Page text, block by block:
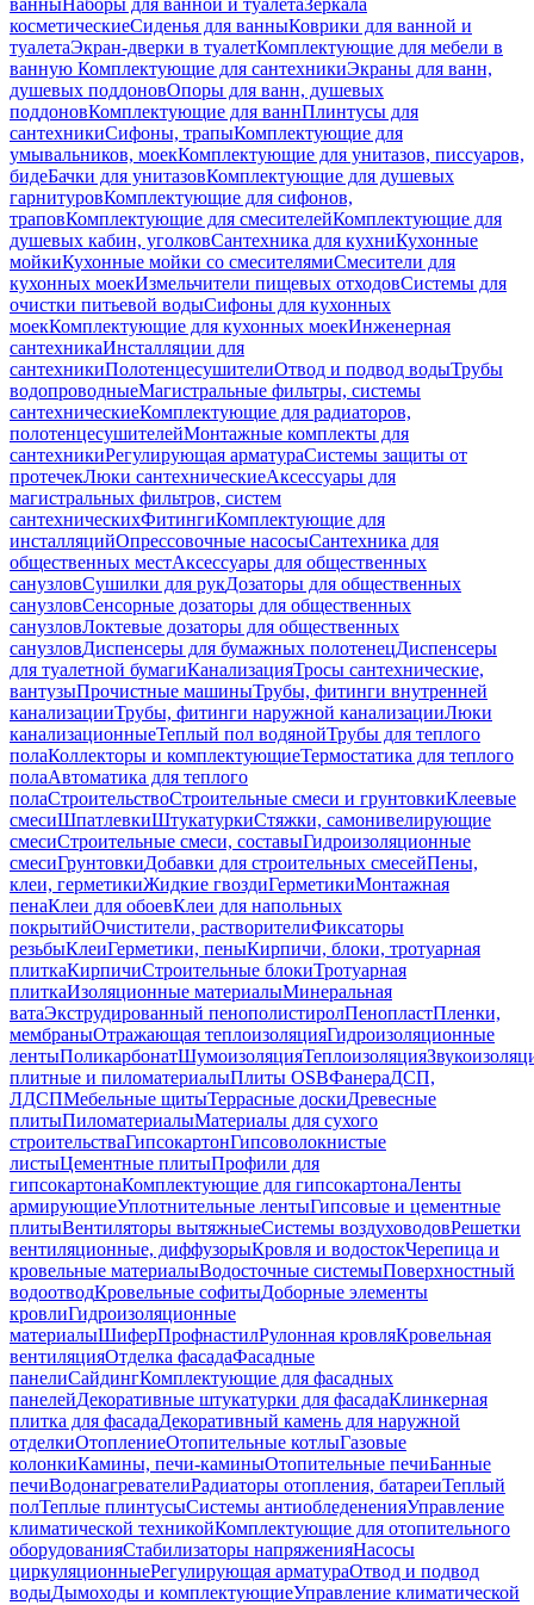
ванныНаборы для ванной и туалетаЗеркала
косметическиеСиденья для ванныКоврики для ванной и
туалетаЭкран-дверки в туалетКомплектующие для мебели в
ванную Комплектующие для сантехникиЭкраны для ванн,
душевых поддоновОпоры для ванн, душевых
поддоновКомплектующие для ваннПлинтусы для
сантехникиСифоны, трапыКомплектующие для
умывальников, моекКомплектующие для унитазов, писсуаров,
бидеБачки для унитазовКомплектующие для душевых
гарнитуровКомплектующие для сифонов,
траповКомплектующие для смесителейКомплектующие для
душевых кабин, уголковСантехника для кухниКухонные
мойкиКухонные мойки со смесителямиСмесители для
кухонных моекИзмельчители пищевых отходовСистемы для
очистки питьевой водыСифоны для кухонных
моекКомплектующие для кухонных моекИнженерная
сантехникаИнсталляции для
сантехникиПолотенцесушителиОтвод и подвод водыТрубы
водопроводныеМагистральные фильтры, системы
сантехническиеКомплектующие для радиаторов,
полотенцесушителейМонтажные комплекты для
сантехникиРегулирующая арматураСистемы защиты от
протечекЛюки сантехническиеАксессуары для
магистральных фильтров, систем
сантехническихФитингиКомплектующие для
инсталляцийОпрессовочные насосыСантехника для
общественных местАксессуары для общественных
санузловСушилки для рукДозаторы для общественных
санузловСенсорные дозаторы для общественных
санузловЛоктевые дозаторы для общественных
санузловДиспенсеры для бумажных полотенецДиспенсеры
для туалетной бумагиКанализацияТросы сантехнические,
вантузыПрочистные машиныТрубы, фитинги внутренней
канализацииТрубы, фитинги наружной канализацииЛюки
канализационныеТеплый пол водянойТрубы для теплого
полаКоллекторы и комплектующиеТермостатика для теплого
полаАвтоматика для теплого
полаСтроительствоСтроительные смеси и грунтовкиКлеевые
смесиШпатлевкиШтукатуркиСтяжки, самонивелирующие
смесиСтроительные смеси, составыГидроизоляционные
смесиГрунтовкиДобавки для строительных смесейПены,
клеи, герметикиЖидкие гвоздиГерметикиМонтажная
пенаКлеи для обоевКлеи для напольных
покрытийОчистители, растворителиФиксаторы
резьбыКлеиГерметики, пеныКирпичи, блоки, тротуарная
плиткаКирпичиСтроительные блокиТротуарная
плиткаИзоляционные материалыМинеральная
ватаЭкструдированный пенополистиролПенопластПленки,
мембраныОтражающая теплоизоляцияГидроизоляционные
лентыПоликарбонатШумоизоляцияТеплоизоляция
плитные и пиломатериалыПлиты OSBФанераДСП,
ЛДСПМебельные щитыТеррасные доскиДревесные
плитыПиломатериалыМатериалы для сухого
строительстваГипсокартонГипсоволокнистые
листыЦементные плитыПрофили для
гипсокартонаКомплектующие для гипсокартонаЛенты
армирующиеУплотнительные лентыГипсовые и цементные
плитыВентиляторы вытяжныеСистемы воздуховодовРешетки
вентиляционные, диффузорыКровля и водостокЧерепица и
кровельные материалыВодосточные системыПоверхностный
водоотводКровельные софитыДоборные элементы
кровлиГидроизоляционные
материалыШиферПрофнастилРулонная кровляКровельная
вентиляцияОтделка фасадаФасадные
панелиСайдингКомплектующие для фасадных
панелейДекоративные штукатурки для фасадаКлинкерная
плитка для фасадаДекоративный камень для наружной
отделкиОтоплениеОтопительные котлыГазовые
колонкиКамины, печи-каминыОтопительные печиБанные
печиВодонагревателиРадиаторы отопления, батареиТеплый
полТеплые плинтусыСистемы антиобледененияУправление
климатической техникойКомплектующие для отопительного
оборудованияСтабилизаторы напряженияНасосы
циркуляционныеРегулирующая арматураОтвод и подвод
водыДымоходы и комплектующиеУправление климатической